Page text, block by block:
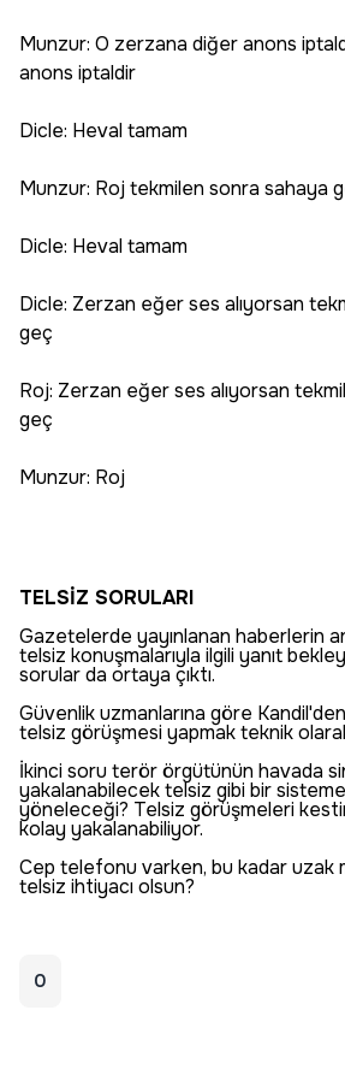
Munzur: O zerzana diğer anons
anons iptaldir
Dicle: Heval tamam
Munzur: Roj tekmilen sonra sahaya
Dicle: Heval tamam
Dicle: Zerzan eğer ses alıyorsan
geç
Roj: Zerzan eğer ses alıyorsan
geç
Munzur: Roj
TELSİZ SORULARI
Gazetelerde yayınlanan haberlerin
telsiz konuşmalarıyla ilgili yanıt
sorular da ortaya çıktı.
Güvenlik uzmanlarına göre
telsiz görüşmesi yapmak teknik
İkinci soru terör örgütünün havada
yakalanabilecek telsiz gibi bir
yöneleceği? Telsiz görüşmeleri
kolay yakalanabiliyor.
Cep telefonu varken, bu kadar uzak
telsiz ihtiyacı olsun?
0